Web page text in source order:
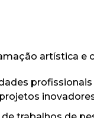
artística e